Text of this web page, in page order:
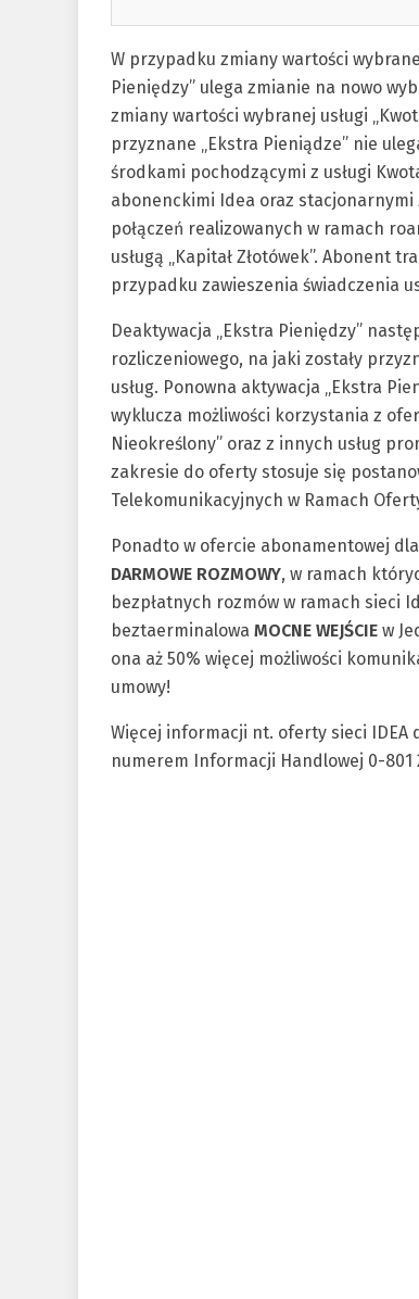
W przypadku zmiany wartości
Pieniędzy” ulega zmianie na nowo
zmiany wartości wybranej usługi
przyznane „Ekstra Pieniądze” nie
środkami pochodzącymi z usługi
abonenckimi Idea oraz stacjonarnymi
połączeń realizowanych w ramach
usługą „Kapitał Złotówek”. Abonent
przypadku zawieszenia świadczenia
Deaktywacja „Ekstra Pieniędzy”
rozliczeniowego, na jaki zostały
usług. Ponowna aktywacja „Ekstra
wyklucza możliwości korzystania z ofert
Nieokreślony” oraz z innych usług
zakresie do oferty stosuje się
Telekomunikacyjnych w Ramach
Ponadto w ofercie abonamentowej
DARMOWE ROZMOWY, w ramach
bezpłatnych rozmów w ramach sieci
beztaerminalowa MOCNE WEJŚCIE w
ona aż 50% więcej możliwości
umowy!
Więcej informacji nt. oferty sieci
numerem Informacji Handlowej 0-801